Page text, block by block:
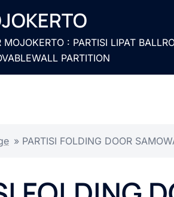
MOJOKERTO : PARTISI LIPAT
PARTITION
» PARTISI FOLDING DOOR